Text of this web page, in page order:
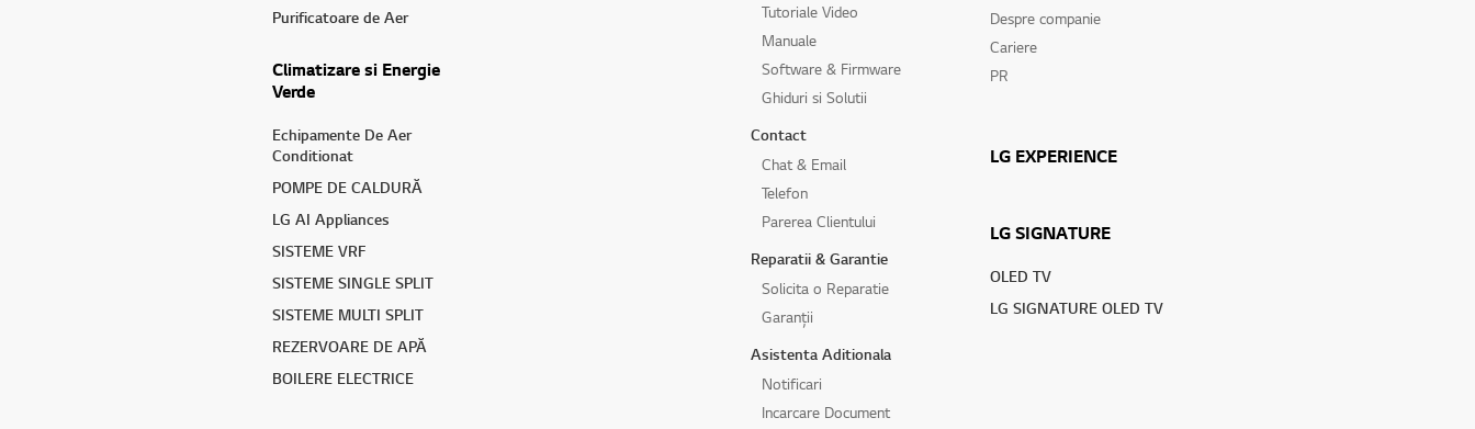
Purificatoare de Aer
Climatizare si Energie
Verde
Echipamente De Aer
Conditionat
POMPE DE CALDURĂ
LG AI Appliances
SISTEME VRF
SISTEME SINGLE SPLIT
SISTEME MULTI SPLIT
REZERVOARE DE APĂ
BOILERE ELECTRICE
Tutoriale Video
Manuale
Software & Firmware
Ghiduri si Solutii
Contact
Chat & Email
Telefon
Parerea Clientului
Reparatii & Garantie
Solicita o Reparatie
Garanții
Asistenta Aditionala
Notificari
Incarcare Document
Despre companie
Cariere
PR
LG EXPERIENCE
LG SIGNATURE
OLED TV
LG SIGNATURE OLED TV